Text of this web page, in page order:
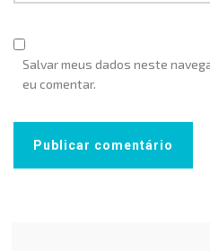
Salvar meus dados neste
eu comentar.